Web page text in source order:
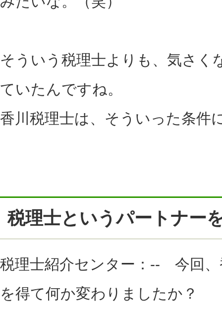
そういう税理士よりも、気さく
ていたんですね。
香川税理士は、そういった条件
税理士というパートナー
税理士紹介センター：-- 今回
を得て何か変わりましたか？